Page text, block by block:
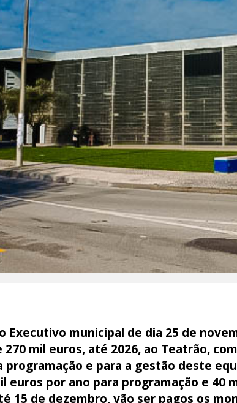
Executivo municipal de dia 25 de
mil euros, até 2026, ao Teatrão,
programação e para a gestão deste
euros por ano para programação e
15 de dezembro, vão ser pagos os